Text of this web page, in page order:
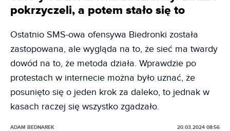
pokrzyczeli, a potem stało się to
Ostatnio SMS-owa ofensywa Biedronki została
zastopowana, ale wygląda na to, że sieć ma twardy
dowód na to, że metoda działa. Wprawdzie po
protestach w internecie można było uznać, że
posunięto się o jeden krok za daleko, to jednak w
kasach raczej się wszystko zgadzało.
ADAM BEDNAREK 20.03.2024 08:56